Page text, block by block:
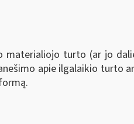
materialiojo turto (ar jo
apie ilgalaikio